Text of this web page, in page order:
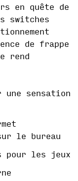
en quête de
switches
de frappe
rend
une sensation
le bureau
pour les jeux